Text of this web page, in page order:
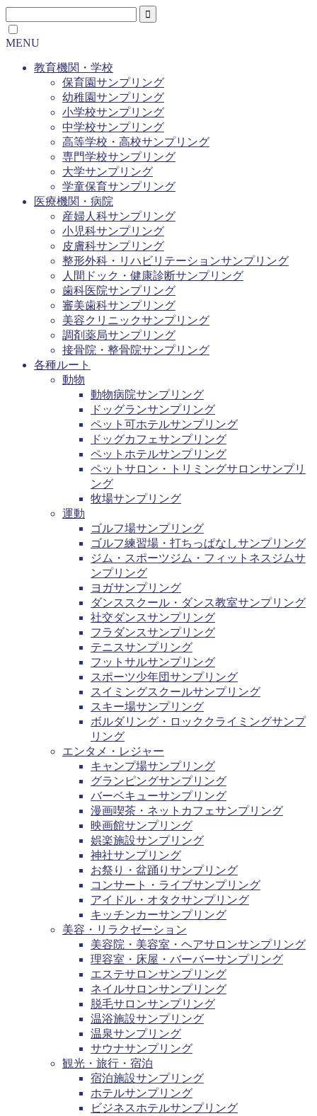
MENU
教育機関・学校
保育園サンプリング
幼稚園サンプリング
小学校サンプリング
中学校サンプリング
高等学校・高校サンプリング
専門学校サンプリング
大学サンプリング
学童保育サンプリング
医療機関・病院
産婦人科サンプリング
小児科サンプリング
皮膚科サンプリング
整形外科・リハビリテーションサンプリング
人間ドック・健康診断サンプリング
歯科医院サンプリング
審美歯科サンプリング
美容クリニックサンプリング
調剤薬局サンプリング
接骨院・整骨院サンプリング
各種ルート
動物
動物病院サンプリング
ドッグランサンプリング
ペット可ホテルサンプリング
ドッグカフェサンプリング
ペットホテルサンプリング
ペットサロン・トリミングサロンサンプリ
ング
牧場サンプリング
運動
ゴルフ場サンプリング
ゴルフ練習場・打ちっぱなしサンプリング
ジム・スポーツジム・フィットネスジムサ
ンプリング
ヨガサンプリング
ダンススクール・ダンス教室サンプリング
社交ダンスサンプリング
フラダンスサンプリング
テニスサンプリング
フットサルサンプリング
スポーツ少年団サンプリング
スイミングスクールサンプリング
スキー場サンプリング
ボルダリング・ロッククライミングサンプ
リング
エンタメ・レジャー
キャンプ場サンプリング
グランピングサンプリング
バーベキューサンプリング
漫画喫茶・ネットカフェサンプリング
映画館サンプリング
娯楽施設サンプリング
神社サンプリング
お祭り・盆踊りサンプリング
コンサート・ライブサンプリング
アイドル・オタクサンプリング
キッチンカーサンプリング
美容・リラクゼーション
美容院・美容室・ヘアサロンサンプリング
理容室・床屋・バーバーサンプリング
エステサロンサンプリング
ネイルサロンサンプリング
脱毛サロンサンプリング
温浴施設サンプリング
温泉サンプリング
サウナサンプリング
観光・旅行・宿泊
宿泊施設サンプリング
ホテルサンプリング
ビジネスホテルサンプリング